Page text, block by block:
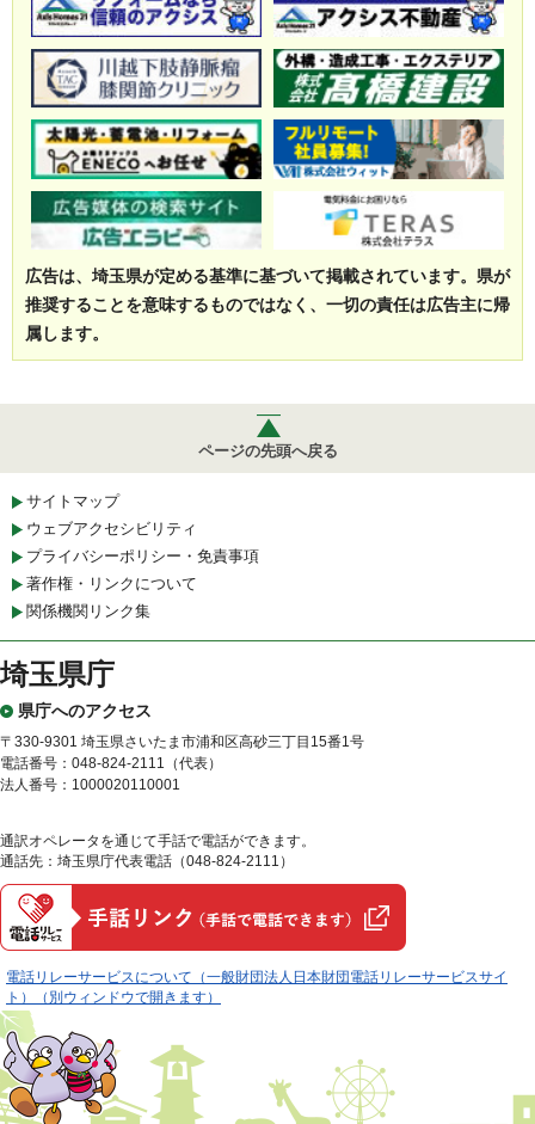
広告は、埼玉県が定める基準に基づいて掲載されています。県が
推奨することを意味するものではなく、一切の責任は広告主に帰
属します。
ページの先頭へ戻る
サイトマップ
ウェブアクセシビリティ
プライバシーポリシー・免責事項
著作権・リンクについて
関係機関リンク集
埼玉県庁
県庁へのアクセス
〒330-9301 埼玉県さいたま市浦和区高砂三丁目15番1号
電話番号：048-824-2111（代表）
法人番号：1000020110001
通訳オペレータを通じて手話で電話ができます。
通話先：埼玉県庁代表電話（048-824-2111）
電話リレーサービスについて（一般財団法人日本財団電話リレーサービスサイ
ト）（別ウィンドウで開きます）